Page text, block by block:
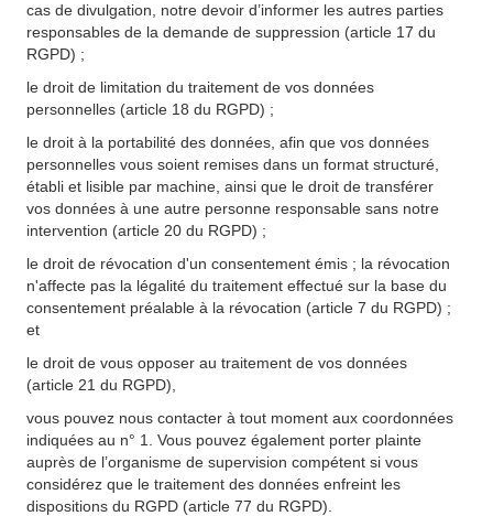
cas de divulgation, notre devoir d’informer les autres parties
responsables de la demande de suppression (article 17 du
RGPD) ;
le droit de limitation du traitement de vos données
personnelles (article 18 du RGPD) ;
le droit à la portabilité des données, afin que vos données
personnelles vous soient remises dans un format structuré,
établi et lisible par machine, ainsi que le droit de transférer
vos données à une autre personne responsable sans notre
intervention (article 20 du RGPD) ;
le droit de révocation d'un consentement émis ; la révocation
n'affecte pas la légalité du traitement effectué sur la base du
consentement préalable à la révocation (article 7 du RGPD) ;
et
le droit de vous opposer au traitement de vos données
(article 21 du RGPD),
vous pouvez nous contacter à tout moment aux coordonnées
indiquées au n° 1. Vous pouvez également porter plainte
auprès de l’organisme de supervision compétent si vous
considérez que le traitement des données enfreint les
dispositions du RGPD (article 77 du RGPD).